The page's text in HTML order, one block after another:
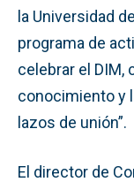
la Universidad
programa de
celebrar el DIM,
conocimiento y
lazos de unión”.
El director de